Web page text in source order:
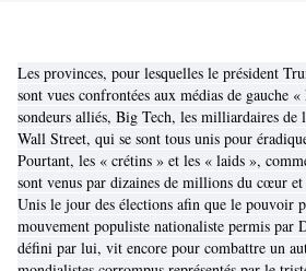
Les provinces, pour lesquelles le président
sont vues confrontées aux médias de gauche
sondeurs alliés, Big Tech, les milliardaires de
Wall Street, qui se sont tous unis pour
Pourtant, les « crétins » et les « laids »,
sont venus par dizaines de millions du cœur et
Unis le jour des élections afin que le pouvoir
mouvement populiste nationaliste permis par
défini par lui, vit encore pour combattre un